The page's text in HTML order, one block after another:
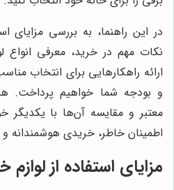
در این راهنما، به بررسی مزایای
نکات مهم در خرید، معرفی انواع
ارائه راهکارهایی برای انتخاب
و بودجه شما خواهیم پرداخت.
معتبر و مقایسه آن‌ها با یکدیگر
اطمینان خاطر، خریدی
مزایای استفاده از